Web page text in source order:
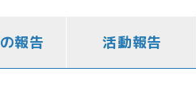
報告 活動報告